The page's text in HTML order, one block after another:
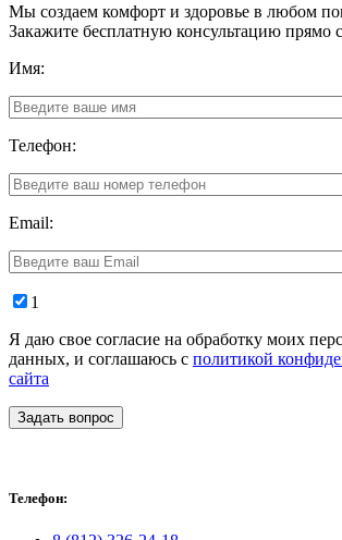
Мы создаем комфорт и здоровье в любом
Закажите бесплатную консультацию прямо
Имя:
Телефон:
Email:
1
Я даю свое согласие на обработку моих
данных, и соглашаюсь с политикой
сайта
Задать вопрос
Телефон: